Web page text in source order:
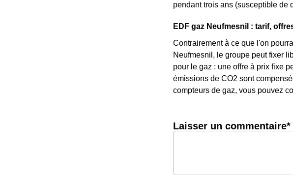
pendant trois ans (susceptible de
EDF gaz Neufmesnil : tarif,
Contrairement à ce que l'on
Neufmesnil, le groupe peut fixer
pour le gaz : une offre à prix fixe
émissions de CO2 sont
compteurs de gaz, vous pouvez
Laisser un commentaire*